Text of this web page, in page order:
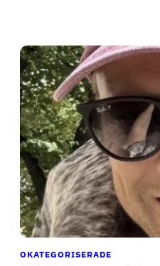
OKATEGORISERADE